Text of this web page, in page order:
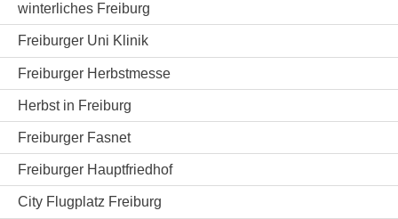
winterliches Freiburg
Freiburger Uni Klinik
Freiburger Herbstmesse
Herbst in Freiburg
Freiburger Fasnet
Freiburger Hauptfriedhof
City Flugplatz Freiburg